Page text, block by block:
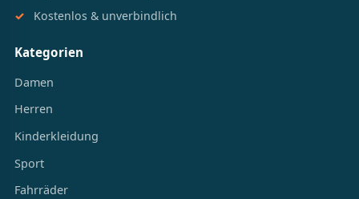
Kostenlos & unverbindlich
Kategorien
Damen
Herren
Kinderkleidung
Sport
Fahrräder